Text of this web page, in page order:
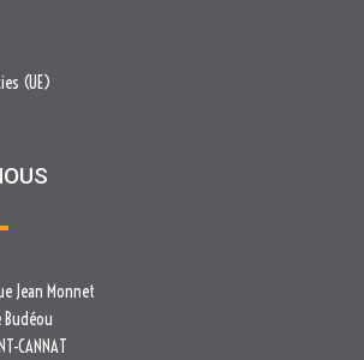
(UE)
Jean Monnet
Budéou
CANNAT